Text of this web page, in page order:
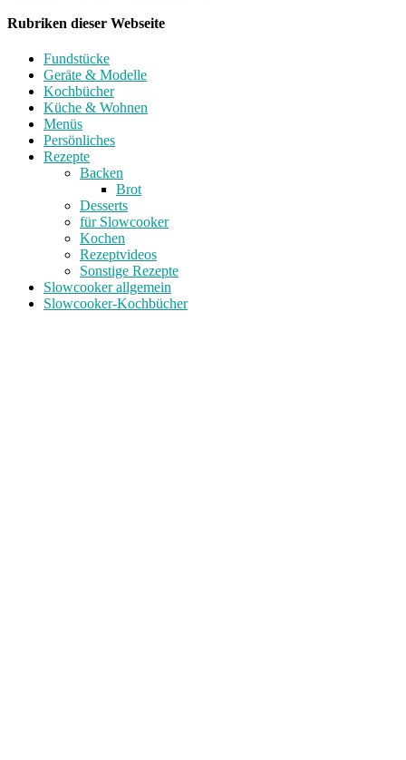
Rubriken dieser Webseite
Fundstücke
Geräte & Modelle
Kochbücher
Küche & Wohnen
Menüs
Persönliches
Rezepte
Backen
Brot
Desserts
für Slowcooker
Kochen
Rezeptvideos
Sonstige Rezepte
Slowcooker allgemein
Slowcooker-Kochbücher